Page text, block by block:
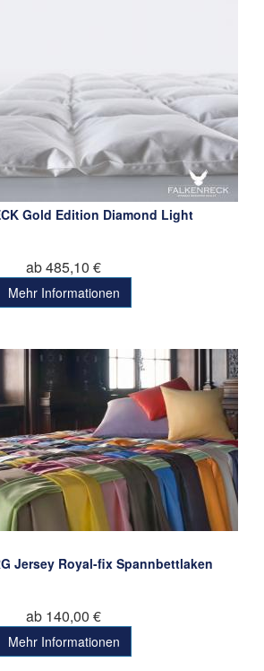
Gold Edition Diamond Light
ab 485,10 €
Mehr Informationen
Jersey Royal-fix Spannbettlaken
ab 140,00 €
Mehr Informationen